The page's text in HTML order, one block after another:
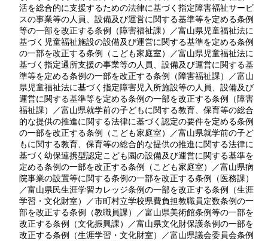
活を総合的に支援するための法律に基づく指定障害福祉サービ
スの事業等の人員、設備及び運営に関する基準等を定める条例
等の一部を改正する条例（障害福祉課）／富山県児童福祉法に
基づく児童福祉施設の設備及び運営に関する基準を定める条例
の一部を改正する条例（こども家庭室）／富山県児童福祉法に
基づく指定通所支援の事業等の人員、設備及び運営に関する基
準等を定める条例の一部を改正する条例（障害福祉課）／富山
県児童福祉法に基づく指定障害児入所施設等の人員、設備及び
運営に関する基準等を定める条例の一部を改正する条例（障害
福祉課）／富山県就学前の子どもに関する教育、保育等の総合
的な提供の推進に関する法律に基づく認定の要件を定める条例
の一部を改正する条例（こども家庭室）／富山県就学前の子ど
もに関する教育、保育等の総合的な提供の推進に関する法律に
基づく幼保連携型認定こども園の設備及び運営に関する基準を
定める条例の一部を改正する条例（こども家庭室）／富山県病
院事業の設置等に関する条例の一部を改正する条例（医務課）
／富山県民生涯学習カレッジ条例の一部を改正する条例（生涯
学習・文化財室）／市町村立学校県費負担教職員定数条例の一
部を改正する条例（教職員課）／富山県美術館条例等の一部を
改正する条例（文化振興課）／富山県文化財保護条例の一部を
改正する条例（生涯学習・文化財室）／富山県議会委員会条例